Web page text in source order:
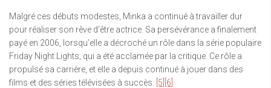
Malgré ces débuts modestes, Minka a continué à travailler dur
pour réaliser son rêve d’être actrice. Sa persévérance a finalement
payé en 2006, lorsqu’elle a décroché un rôle dans la série populaire
Friday Night Lights, qui a été acclamée par la critique. Ce rôle a
propulsé sa carrière, et elle a depuis continué à jouer dans des
films et des séries télévisées à succès.
[5] [6]